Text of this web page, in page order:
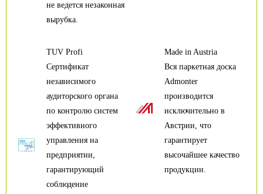
не ведется незаконная
вырубка.
TUV Profi
Сертификат
независимого
аудиторского органа
по контролю систем
эффективного
управления на
предприятии,
гарантирующий
соблюдение
Made in Austria
Вся паркетная доска
Admonter
производится
исключительно в
Австрии, что
гарантирует
высочайшее качество
продукции.